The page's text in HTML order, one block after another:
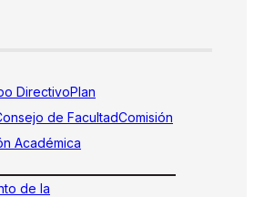
DirectivoPlan
de FacultadComisión
Académica
de la